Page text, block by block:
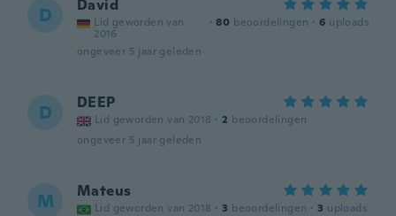
D David
Lid geworden van
2016
· 80 beoordelingen · 6 uploads
ongeveer 5 jaar geleden
D DEEP
Lid geworden van 2018 · 2 beoordelingen
ongeveer 5 jaar geleden
M Mateus
Lid geworden van 2018 · 3 beoordelingen · 3 uploads